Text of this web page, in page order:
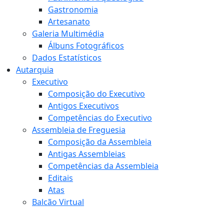
Gastronomia
Artesanato
Galeria Multimédia
Álbuns Fotográficos
Dados Estatísticos
Autarquia
Executivo
Composição do Executivo
Antigos Executivos
Competências do Executivo
Assembleia de Freguesia
Composição da Assembleia
Antigas Assembleias
Competências da Assembleia
Editais
Atas
Balcão Virtual